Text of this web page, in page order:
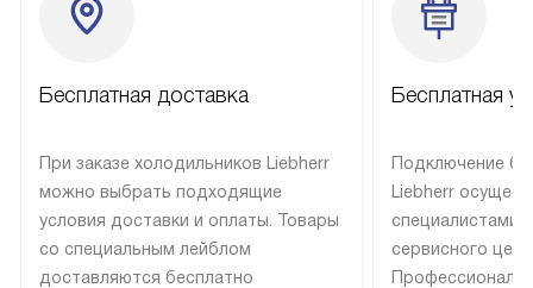
Бесплатная доставка
При заказе холодильников Liebherr
можно выбрать подходящие
условия доставки и оплаты. Товары
со специальным лейблом
доставляются бесплатно
Бесплатная
Подключение
Liebherr
специалистами
сервисного